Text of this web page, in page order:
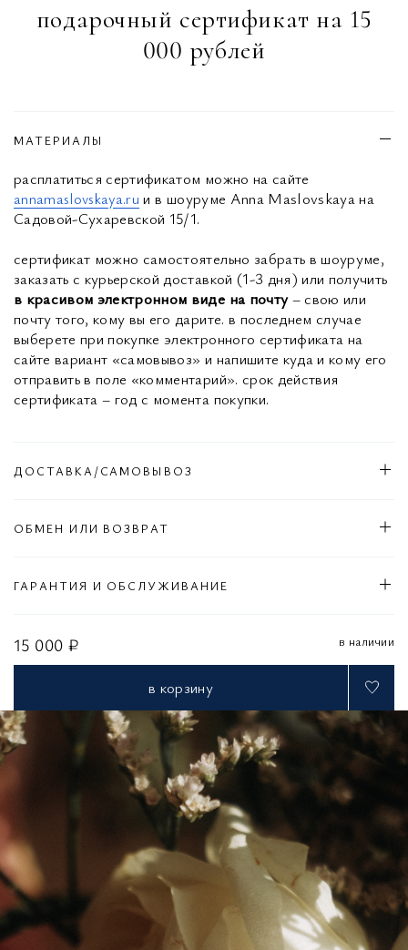
подарочный сертификат на 15
000 рублей
15 000 ₽ в наличии
в корзину
МАТЕРИАЛЫ
расплатиться сертификатом можно на сайте
annamaslovskaya.ru и в шоуруме Anna Maslovskaya на
Садовой-Сухаревской 15/1.
сертификат можно самостоятельно забрать в шоуруме,
заказать с курьерской доставкой (1-3 дня) или получить
в красивом электронном виде на почту– свою или
почту того, кому вы его дарите. в последнем случае
выберете при покупке электронного сертификата на
сайте вариант «самовывоз» и напишите куда и кому его
отправить в поле «комментарий». срок действия
сертификата – год с момента покупки.
ДОСТАВКА/САМОВЫВОЗ
ОБМЕН ИЛИ ВОЗВРАТ
ГАРАНТИЯ И ОБСЛУЖИВАНИЕ